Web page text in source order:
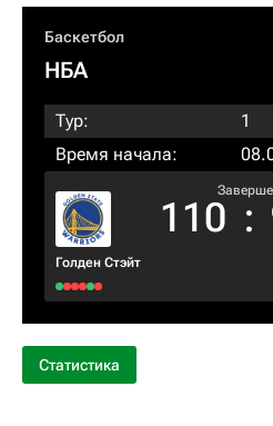
Баскетбол
НБА
Тур:
1
Время начала:
Голден Стэйт
110 :
Статистика